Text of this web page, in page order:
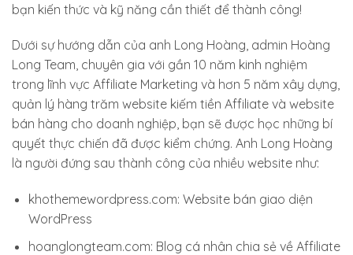
bạn kiến thức và kỹ năng cần thiết để thành công!
Dưới sự hướng dẫn của anh Long Hoàng, admin Hoàng
Long Team, chuyên gia với gần 10 năm kinh nghiệm
trong lĩnh vực Affiliate Marketing và hơn 5 năm xây dựng,
quản lý hàng trăm website kiếm tiền Affiliate và website
bán hàng cho doanh nghiệp, bạn sẽ được học những bí
quyết thực chiến đã được kiểm chứng. Anh Long Hoàng
là người đứng sau thành công của nhiều website như:
khothemewordpress.com: Website bán giao diện
WordPress
hoanglongteam.com: Blog cá nhân chia sẻ về Affiliate